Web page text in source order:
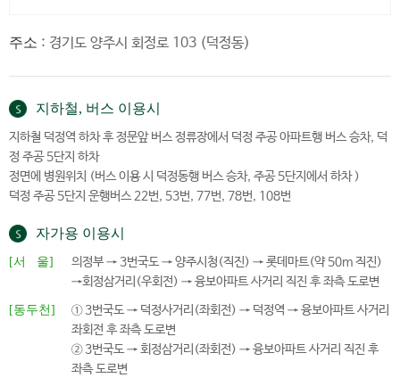
주소 : 경기도 양주시 회정로 103 (덕정동)
지하철, 버스 이용시
지하철 덕정역 하차 후 정문앞 버스 정류장에서 덕정 주공 아파트행 버스 승차, 덕
정 주공 5단지 하차
정면에 병원위치 (버스 이용 시 덕정동행 버스 승차, 주공 5단지에서 하차 )
덕정 주공 5단지 운행버스 22번, 53번, 77번, 78번, 108번
자가용 이용시
[서 울]
의정부 → 3번국도 → 양주시청(직진) → 롯데마트(약 50m 직진)
→회정삼거리(우회전) → 융보아파트 사거리 직진 후 좌측 도로변
[동두천]
① 3번국도 → 덕정사거리(좌회전) → 덕정역 → 융보아파트 사거리
좌회전 후 좌측 도로변
② 3번국도 → 회정삼거리(좌회전) → 융보아파트 사거리 직진 후
좌측 도로변